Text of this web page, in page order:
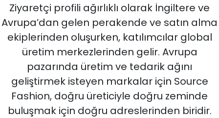
Ziyaretçi profili ağırlıklı olarak İngiltere ve
Avrupa’dan gelen perakende ve satın alma
ekiplerinden oluşurken, katılımcılar global
üretim merkezlerinden gelir. Avrupa
pazarında üretim ve tedarik ağını
geliştirmek isteyen markalar için Source
Fashion, doğru üreticiyle doğru zeminde
buluşmak için doğru adreslerinden biridir.